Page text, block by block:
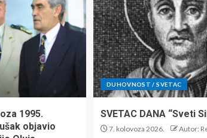
1995.
objavio
DUHOVNOST / SVETAC
SVETAC DANA “Sveti
7. kolovoza 2026. Autor: